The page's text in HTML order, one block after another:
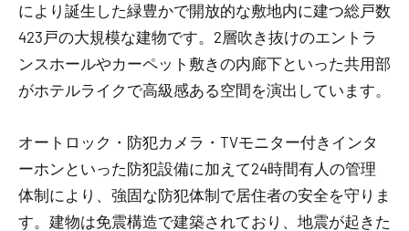
により誕生した緑豊かで開放的な敷地内に建つ総戸数
423戸の大規模な建物です。2層吹き抜けのエントラ
ンスホールやカーペット敷きの内廊下といった共用部
がホテルライクで高級感ある空間を演出しています。
オートロック・防犯カメラ・TVモニター付きインタ
ーホンといった防犯設備に加えて24時間有人の管理
体制により、強固な防犯体制で居住者の安全を守りま
す。建物は免震構造で建築されており、地震が起きた